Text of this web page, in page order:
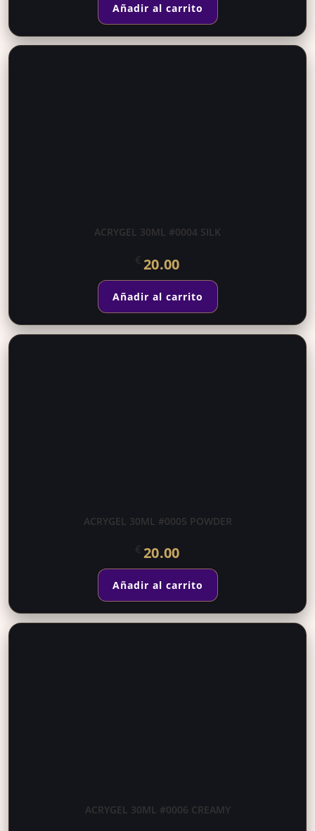
Añadir al carrito
ACRYGEL 30ML #0004 SILK
20.00
Añadir al carrito
ACRYGEL 30ML #0005 POWDER
20.00
Añadir al carrito
ACRYGEL 30ML #0006 CREAMY